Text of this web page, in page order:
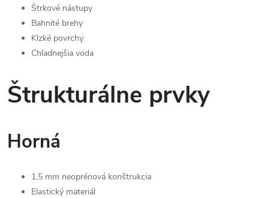
Štrkové nástupy
Bahnité brehy
Klzké povrchy
Chladnejšia voda
Štrukturálne prvky
Horná
1,5 mm neoprénová konštrukcia
Elastický materiál